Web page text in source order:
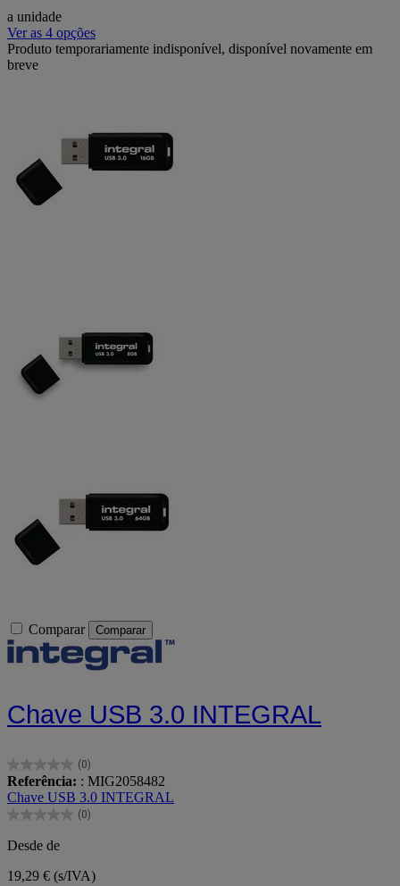
a unidade
Ver as 4 opções
Produto temporariamente indisponível, disponível novamente em
breve
Comparar Comparar
Chave USB 3.0 INTEGRAL
(0)
0.0
em
5
estrelas.
Referência: : MIG2058482
Chave USB 3.0 INTEGRAL
(0)
0.0
em
5
estrelas.
Desde de
19,29 € (s/IVA)